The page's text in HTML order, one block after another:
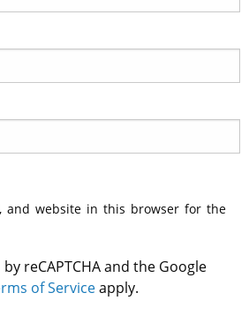
and website in this browser for the
reCAPTCHA and the Google
of Serviceapply.